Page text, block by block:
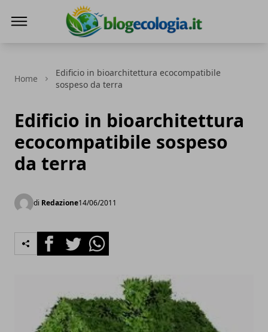
Home
Edificio in bioarchitettura ecocompatibile
sospeso da terra
Edificio in bioarchitettura
ecocompatibile sospeso
da terra
di Redazione14/06/2011
FacebookTwitterWhatsapp